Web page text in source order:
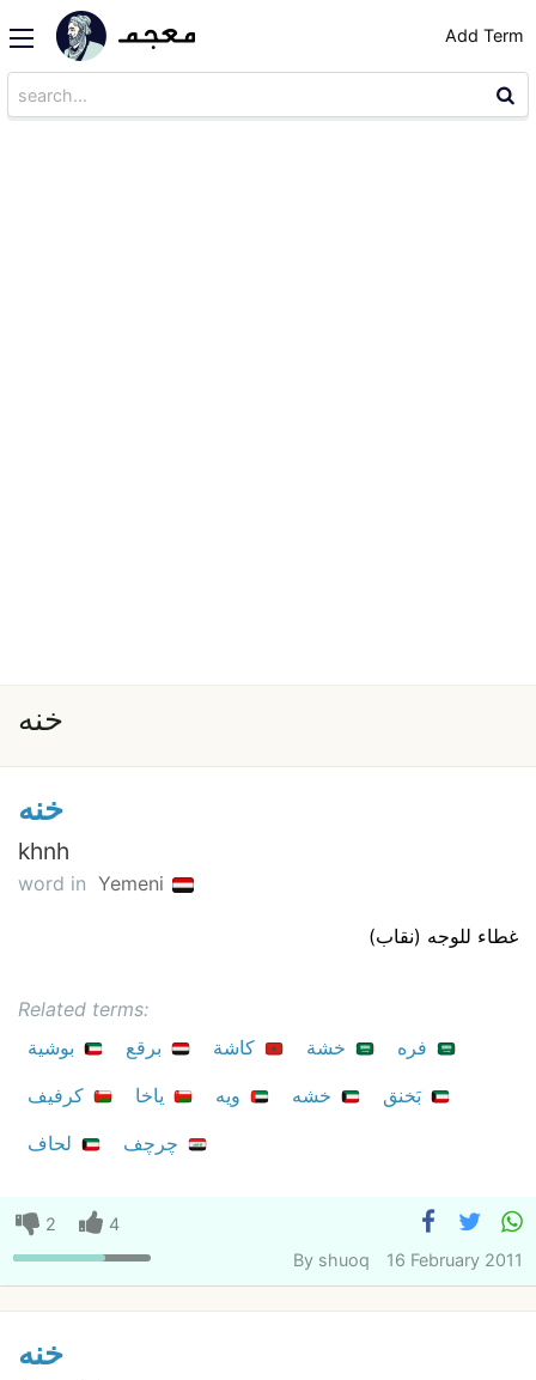
Add Term
خنه
خنه
khnh
word in Yemeni
غطاء للوجه (نقاب)
Related terms:
بوشية
برقع كاشة خشة
فره
كرفيف
ياخا ويه خشه
بَخنق
لحاف
چرچف
2
4
By shuoq 16 February 2011
خنه